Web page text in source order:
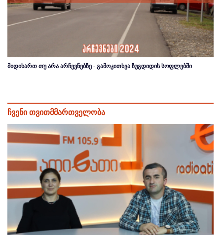
მიდიხართ თუ არა არჩევნებზე - გამოკითხვა ზუგდიდის სოფლებში
ჩვენი თვითმმართველობა